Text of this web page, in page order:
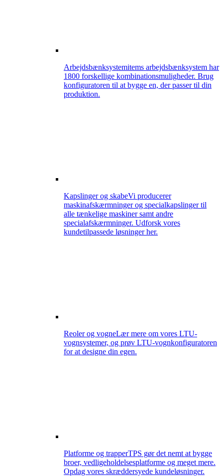
Arbejdsbænksystemitems arbejdsbænksystem har
1800 forskellige kombinationsmuligheder. Brug
konfiguratoren til at bygge en, der passer til din
produktion.
Kapslinger og skabeVi producerer
maskinafskærmninger og specialkapslinger til
alle tænkelige maskiner samt andre
specialafskærmninger. Udforsk vores
kundetilpassede løsninger her.
Reoler og vogneLær mere om vores LTU-
vognsystemer, og prøv LTU-vognkonfiguratoren
for at designe din egen.
Platforme og trapperTPS gør det nemt at bygge
broer, vedligeholdelsesplatforme og meget mere.
Opdag vores skræddersyede kundeløsninger.